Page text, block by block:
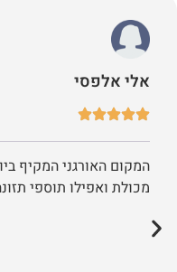
אלי אלפסי
המקום האורגני המקיף
מכולת ואפילו תוספי